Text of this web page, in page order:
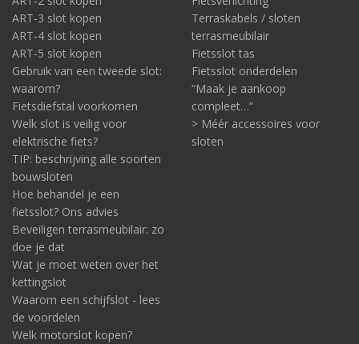
ART-3 slot kopen
ART-4 slot kopen
ART-5 slot kopen
Gebruik van een tweede slot:
waarom?
Fietsdiefstal voorkomen
Welk slot is veilig voor
elektrische fiets?
TIP: beschrijving alle soorten
bouwsloten
Hoe behandel je een
fietsslot? Ons advies
Beveiligen terrasmeubilair: zo
doe je dat
Wat je moet weten over het
kettingslot
Waarom een schijfslot - lees
de voordelen
Welk motorslot kopen?
Terraskabels / sloten
terrasmeubilair
Fietsslot tas
Fietsslot onderdelen
“Maak je aankoop
compleet…”
> Méér accessoires voor
sloten